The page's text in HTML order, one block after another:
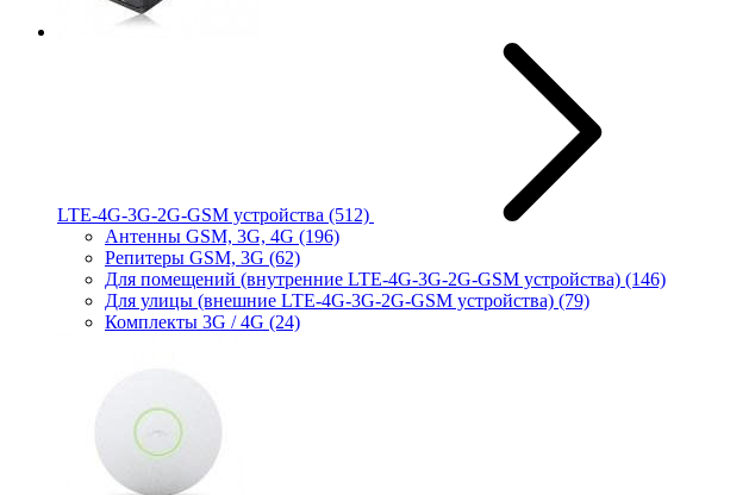
LTE-4G-3G-2G-GSM устройства (512)
Антенны GSM, 3G, 4G (196)
Репитеры GSM, 3G (62)
Для помещений (внутренние LTE-4G-3G-2G-GSM устройства) (146)
Для улицы (внешние LTE-4G-3G-2G-GSM устройства) (79)
Комплекты 3G / 4G (24)